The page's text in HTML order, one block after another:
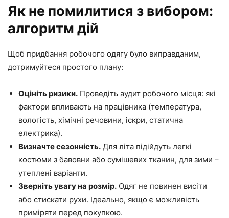
Як не помилитися з вибором:
алгоритм дій
Щоб придбання робочого одягу було виправданим,
дотримуйтеся простого плану:
Оцініть ризики. Проведіть аудит робочого місця: які
фактори впливають на працівника (температура,
вологість, хімічні речовини, іскри, статична
електрика).
Визначте сезонність. Для літа підійдуть легкі
костюми з бавовни або сумішевих тканин, для зими –
утеплені варіанти.
Зверніть увагу на розмір. Одяг не повинен висіти
або стискати рухи. Ідеально, якщо є можливість
приміряти перед покупкою.